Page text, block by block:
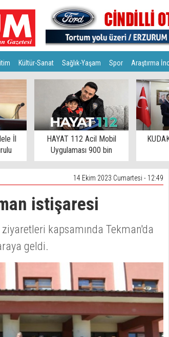
Kültür-Sanat Sağlık-Yaşam Spor Araştırma
İl
HAYAT 112 Acil Mobil
Uygulaması 900 bin
eşiğinde
14 Ekim 2023 Cumartesi - 12:49
istişaresi
kapsamında Tekman'da
geldi.